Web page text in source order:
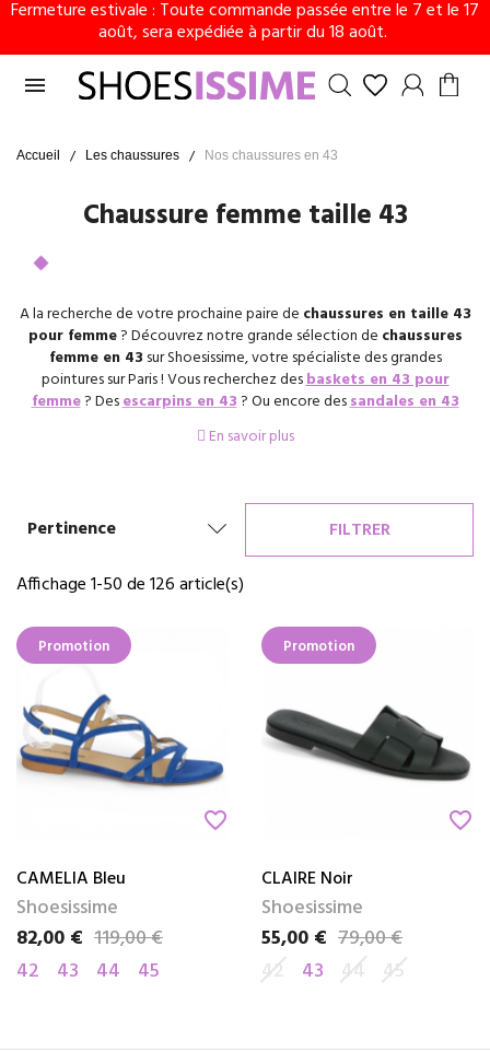
Fermeture estivale : Toute commande passée entre le 7 et le 17
août, sera expédiée à partir du 18 août.

Accueil Les chaussures Nos chaussures en 43
Chaussure femme taille 43
A la recherche de votre prochaine paire de chaussures en taille 43
pour femme? Découvrez notre grande sélection de chaussures
femme en 43 sur Shoesissime, votre spécialiste des grandes
pointures sur Paris ! Vous recherchez desbaskets en 43 pour
femme? Desescarpins en 43? Ou encore dessandales en 43
pour femme ? Nous avons tout ce qu’il vous faut ! Que ce soit pour
travailler, se balader, ou pour de grandes occasions, vous trouverez à
En savoir plus
Pertinence
FILTRER
Affichage 1-50 de 126 article(s)
Promotion
favorite_border
CAMELIA Bleu
Shoesissime
Prix
82,00 €
Prix de base119,00 €
42
43 44 45
Promotion
favorite_border
CLAIRE Noir
Shoesissime
Prix
55,00 €
Prix de base79,00 €
42
43 44 45